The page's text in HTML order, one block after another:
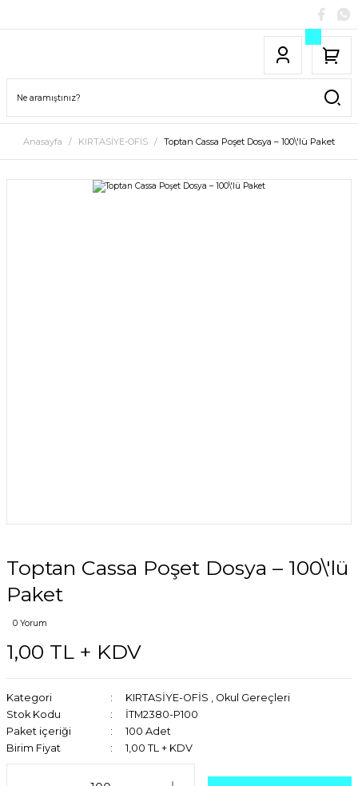
Anasayfa KIRTASİYE-OFİS Toptan Cassa Poşet Dosya – 100\'lü Paket
Toptan Cassa Poşet Dosya – 100\'lü
Paket
0 Yorum
1,00 TL + KDV
Kategori KIRTASİYE-OFİS , Okul Gereçleri
Stok Kodu
İTM2380-P100
Paket içeriği
100 Adet
Birim Fiyat
1,00 TL + KDV